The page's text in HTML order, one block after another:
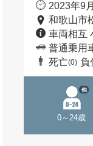
2023年9
和歌山市
車両相互
普通乗用
死亡(0) 負
0～24歳
他